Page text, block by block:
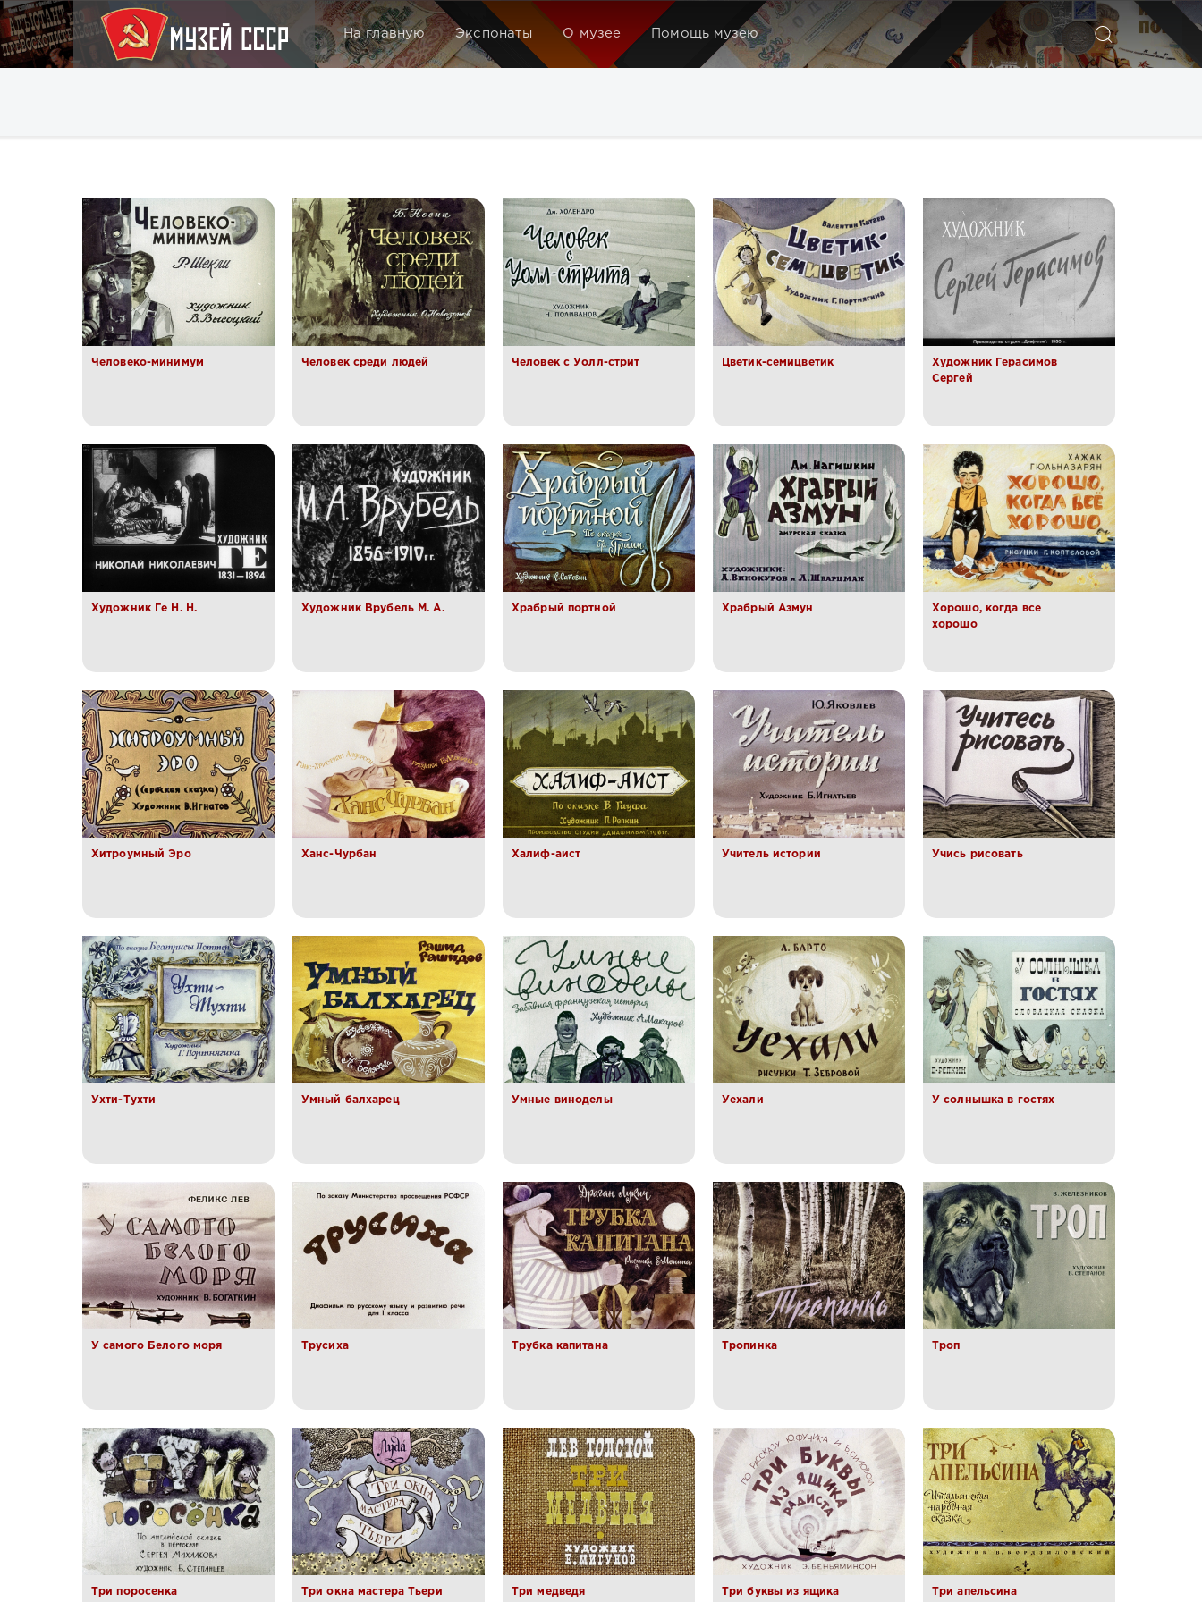
Искать
На главную Экспонаты О музее Помощь музею
Человеко-минимум Человек среди людей Человек с Уолл-стрит Цветик-семицветик
Художник Герасимов
Сергей
Художник Ге Н. Н. Художник Врубель М. А. Храбрый портной Храбрый Азмун
Хорошо, когда все
хорошо
Хитроумный Эро Ханс-Чурбан Халиф-аист Учитель истории Учись рисовать
Ухти-Тухти Умный балхарец Умные виноделы Уехали У солнышка в гостях
У самого Белого моря Трусиха Трубка капитана Тропинка Троп
Три поросенка Три окна мастера Тьери Три медведя Три буквы из ящика Три апельсина